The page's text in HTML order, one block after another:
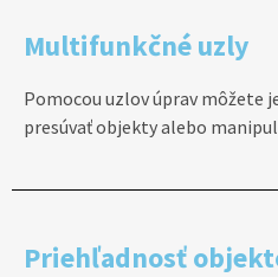
Multifunkčné uzly
Pomocou uzlov úprav môžete
presúvať objekty alebo
Priehľadnosť